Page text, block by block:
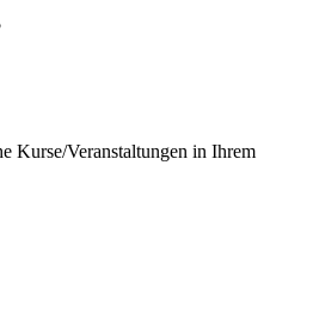
Kurse/Veranstaltungen in Ihrem